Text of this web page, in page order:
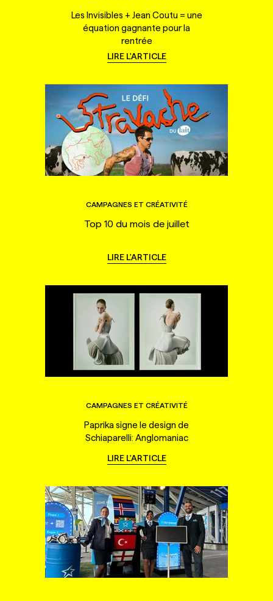
Les Invisibles + Jean Coutu = une
équation gagnante pour la
rentrée
LIRE L'ARTICLE
CAMPAGNES ET CRÉATIVITÉ
Top 10 du mois de juillet
LIRE L'ARTICLE
CAMPAGNES ET CRÉATIVITÉ
Paprika signe le design de
Schiaparelli: Anglomaniac
LIRE L'ARTICLE